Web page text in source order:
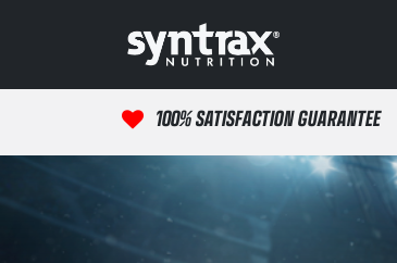
100% SATISFACTION GUARANTEE